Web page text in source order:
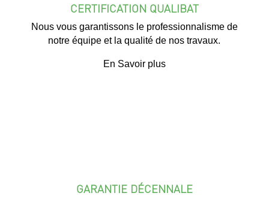
CERTIFICATION QUALIBAT
Nous vous garantissons le professionnalisme de
notre équipe et la qualité de nos travaux.
En Savoir plus
GARANTIE DÉCENNALE